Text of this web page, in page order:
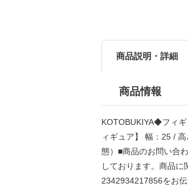
商品説明・詳細
商品情報
KOTOBUKIYA◆フィ
ィギュア】 幅：25 /
態）■商品のお問い合
しております。商品
2342934217856をお